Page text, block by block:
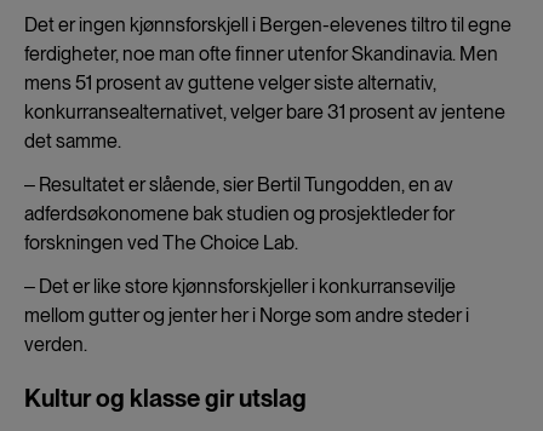
Det er ingen kjønnsforskjell i Bergen-elevenes tiltro til egne
ferdigheter, noe man ofte finner utenfor Skandinavia. Men
mens 51 prosent av guttene velger siste alternativ,
konkurransealternativet, velger bare 31 prosent av jentene
det samme.
‒ Resultatet er slående, sier Bertil Tungodden, en av
adferdsøkonomene bak studien og prosjektleder for
forskningen ved The Choice Lab.
‒ Det er like store kjønnsforskjeller i konkurransevilje
mellom gutter og jenter her i Norge som andre steder i
verden.
Kultur og klasse gir utslag